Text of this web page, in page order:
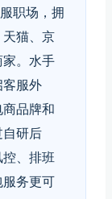
职场，拥
猫、京
。水手
客服外
品牌和
自研后
、排班
务更可